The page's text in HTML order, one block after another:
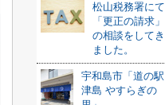
松山税務署にて
「更正の請求」
の相談をしてき
ました。
宇和島市「道の駅
津島 やすらぎの